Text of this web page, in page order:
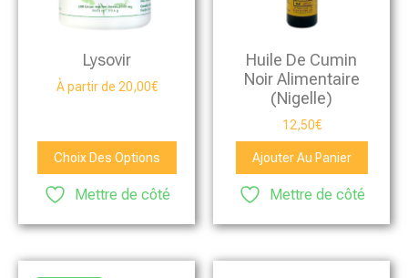
Lysovir
À partir de 20,00€
Choix Des Options
Mettre de côté
Huile De Cumin
Noir Alimentaire
(Nigelle)
12,50€
Ajouter Au Panier
Mettre de côté